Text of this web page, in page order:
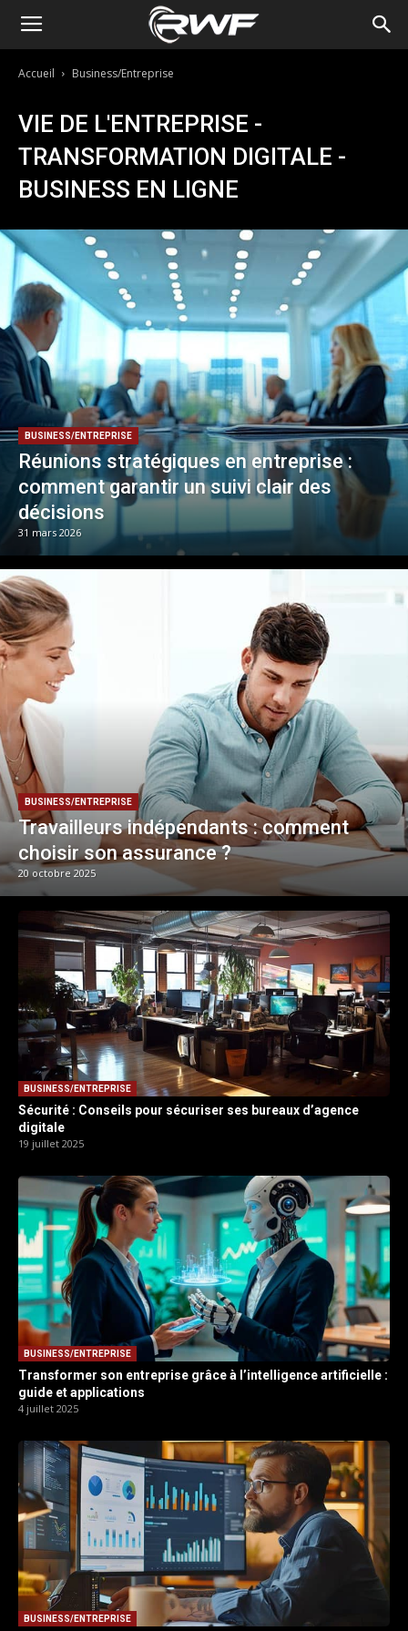
Accueil Business/Entreprise
VIE DE L'ENTREPRISE -
TRANSFORMATION DIGITALE -
BUSINESS EN LIGNE
BUSINESS/ENTREPRISE
Réunions stratégiques en entreprise :
comment garantir un suivi clair des
décisions
31 mars 2026
BUSINESS/ENTREPRISE
Travailleurs indépendants : comment
choisir son assurance ?
20 octobre 2025
BUSINESS/ENTREPRISE
Sécurité : Conseils pour sécuriser ses bureaux d’agence
digitale
19 juillet 2025
BUSINESS/ENTREPRISE
Transformer son entreprise grâce à l’intelligence artificielle :
guide et applications
4 juillet 2025
BUSINESS/ENTREPRISE